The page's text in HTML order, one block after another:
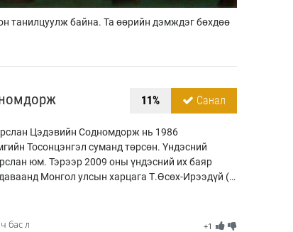
танилцуулж байна. Та өөрийн дэмждэг бөхдөө
11% Санал
Цэдэвийн Содномдорж нь 1986
Тосонцэнгэл суманд төрсөн. Үндэсний
юм. Тэрээр 2009 оны үндэсний их баяр
Монгол улсын харцага Т.Өсөх-Ирээдүй (…
+1
бас л